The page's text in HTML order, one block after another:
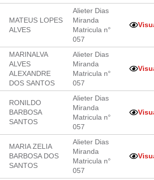
MATEUS LOPES
ALVES
Alieter Dias
Miranda
Matricula n°
057
MARINALVA
ALVES
ALEXANDRE
DOS SANTOS
Alieter Dias
Miranda
Matricula n°
057
RONILDO
BARBOSA
SANTOS
Alieter Dias
Miranda
Matricula n°
057
MARIA ZELIA
BARBOSA DOS
SANTOS
Alieter Dias
Miranda
Matricula n°
057